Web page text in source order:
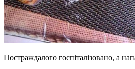
Постраждалого госпіталізовано, а